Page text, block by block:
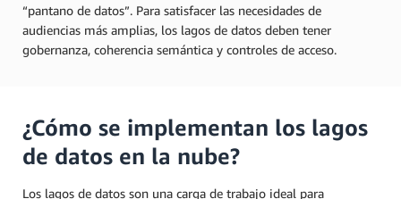
“pantano de datos”. Para satisfacer las necesidades de
audiencias más amplias, los lagos de datos deben tener
gobernanza, coherencia semántica y controles de acceso.
¿Cómo se implementan los lagos
de datos en la nube?
Los lagos de datos son una carga de trabajo ideal para